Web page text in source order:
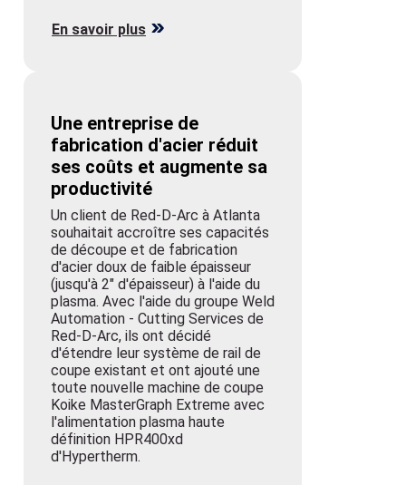
En savoir plus
Une entreprise de
fabrication d'acier réduit
ses coûts et augmente sa
productivité
Un client de Red-D-Arc à Atlanta
souhaitait accroître ses capacités
de découpe et de fabrication
d'acier doux de faible épaisseur
(jusqu'à 2″ d'épaisseur) à l'aide du
plasma. Avec l'aide du groupe Weld
Automation - Cutting Services de
Red-D-Arc, ils ont décidé
d'étendre leur système de rail de
coupe existant et ont ajouté une
toute nouvelle machine de coupe
Koike MasterGraph Extreme avec
l'alimentation plasma haute
définition HPR400xd
d'Hypertherm.